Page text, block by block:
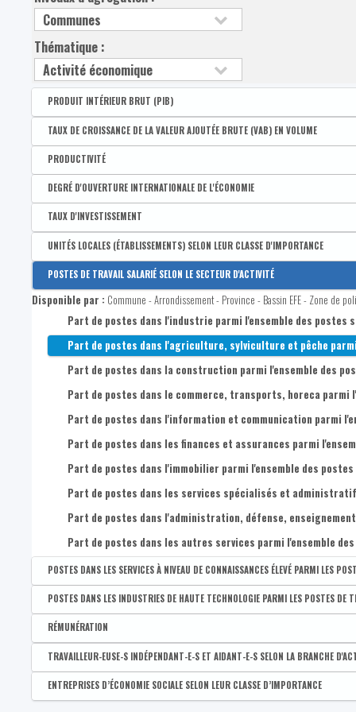
Thématique :
PRODUIT INTÉRIEUR BRUT (PIB)
Disponible par :Arrondissement - Province
Produit intérieur brut (PIB) par habitant - Wallonie = 100
Produit intérieur brut (PIB) par habitant - Belgique = 100
PIB par habitant à prix courant
TAUX DE CROISSANCE DE LA VALEUR AJOUTÉE BRUTE (VAB) EN VOLUME
Disponible par :Arrondissement - Province
Taux de croissance de la VAB en volume
PRODUCTIVITÉ
Disponible par :Arrondissement - Province
Productivité moyenne
DEGRÉ D'OUVERTURE INTERNATIONALE DE L'ÉCONOMIE
Disponible par :Arrondissement - Province
Degré d'ouverture international de l'économie
Montant des importations
Montant des exportations
TAUX D'INVESTISSEMENT
Disponible par :Arrondissement - Province
Taux d'investissement
UNITÉS LOCALES (ÉTABLISSEMENTS) SELON LEUR CLASSE D'IMPORTANCE
Disponible par :Commune - Arrondissement - Province - Bassin EFE - Zone de
Nombre d’établissements avec au moins un poste salarié
Nombre d'établissements de 1 à 4 postes salariés
Nombre d'établissements de 5 à 9 postes salariés
Nombre d'établissements de 10 à 19 postes salariés
Nombre d'établissements de 20 à 49 postes salariés
Nombre d'établissements de 50 à 99 postes salariés
Nombre d'établissements de 100 postes salariés et plus
POSTES DE TRAVAIL SALARIÉ SELON LE SECTEUR D'ACTIVITÉ
Disponible par : Commune - Arrondissement - Province - Bassin EFE - Zone de
Part de postes dans l'industrie parmi l'ensemble des postes
Part de postes dans l'agriculture, sylviculture et pêche
Part de postes dans la construction parmi l'ensemble des
Part de postes dans le commerce, transports, horeca parmi
Part de postes dans l'information et communication parmi
Part de postes dans les finances et assurances parmi
Part de postes dans l'immobilier parmi l'ensemble des
Part de postes dans les services spécialisés et
Part de postes dans l'administration, défense,
Part de postes dans les autres services parmi l'ensemble
POSTES DANS LES SERVICES À NIVEAU DE CONNAISSANCES ÉLEVÉ PARMI LES
Disponible par :Commune - Arrondissement - Province - Bassin EFE - Zone de
Part des postes de travail dans les services à niveau de
POSTES DANS LES INDUSTRIES DE HAUTE TECHNOLOGIE PARMI LES POSTES DE
Disponible par :Commune - Arrondissement - Province - Bassin EFE - Zone de
Part des postes de travail dans les industries de haute
RÉMUNÉRATION
Disponible par :Arrondissement - Province
Rémunération par salarié selon le lieu de travail
TRAVAILLEUR-EUSE-S INDÉPENDANT-E-S ET AIDANT-E-S SELON LA BRANCHE
Disponible par :Commune - Arrondissement - Province - Bassin EFE - Zone de
Part de professions libérales parmi les indépendant-e-s
ENTREPRISES D’ÉCONOMIE SOCIALE SELON LEUR CLASSE D’IMPORTANCE